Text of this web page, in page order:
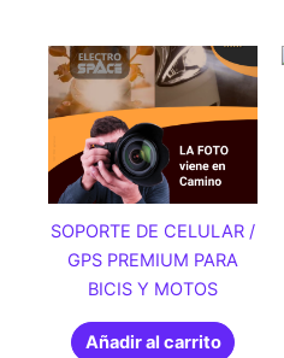
SOPORTE DE CELULAR /
GPS PREMIUM PARA
BICIS Y MOTOS
Añadir al carrito